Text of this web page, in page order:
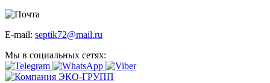
E-mail: septik72@mail.ru
Мы в социальных сетях: